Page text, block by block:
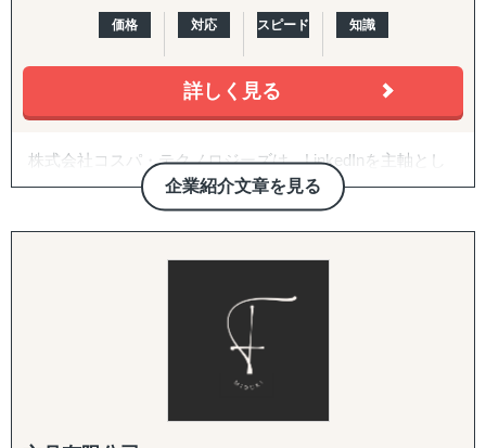
価格 対応 スピード 知識
詳しく見る
企業紹介文章を見る
株式会社コスパ・テクノロジーズは、LinkedInを主軸とし
た海外顧客開拓を、AIやデジタルツールを活用して支援す
特に、LinkedInを活用した海外リード獲得からナーチャリ
ち、従来の展示会や人脈に依存した営業手法に代わる、再
現性の高い海外BtoBマーケティング・営業支援を提供して
化）、コンテンツ企画、メッセージング戦略に加え、リー